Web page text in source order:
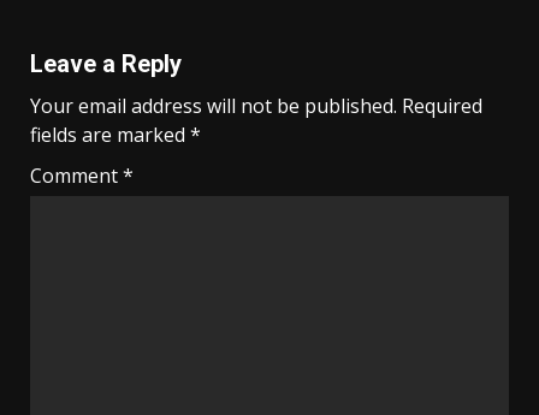
Leave a Reply
Your email address will not be published. Required
fields are marked *
Comment*